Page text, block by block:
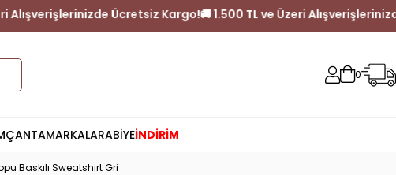
TL ve Üzeri Alışverişlerinizde Ücretsiz Kargo! 🚚 1.500 TL ve Üzeri
0
ÇANTAMARKALARABİYEİNDİRİM
Baskılı Sweatshirt Gri